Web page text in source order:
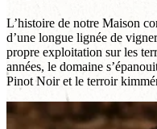
L’histoire de notre Maison
d’une longue lignée de
propre exploitation sur les
années, le domaine
Pinot Noir et le terroir